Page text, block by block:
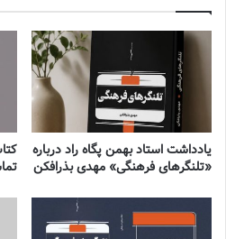
یادداشت استاد بهمن پگاه راد درباره
«تلنگرهای فرهنگی» مهدی بذرافکن